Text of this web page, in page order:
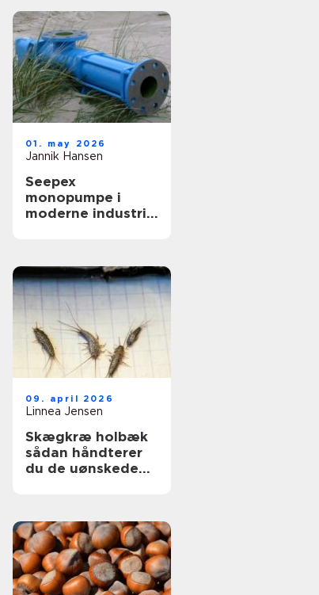
01. may 2026
Jannik Hansen
Seepex
monopumpe i
moderne industri:
09. april 2026
Linnea Jensen
Skægkræ holbæk
sådan håndterer
du de uønskede